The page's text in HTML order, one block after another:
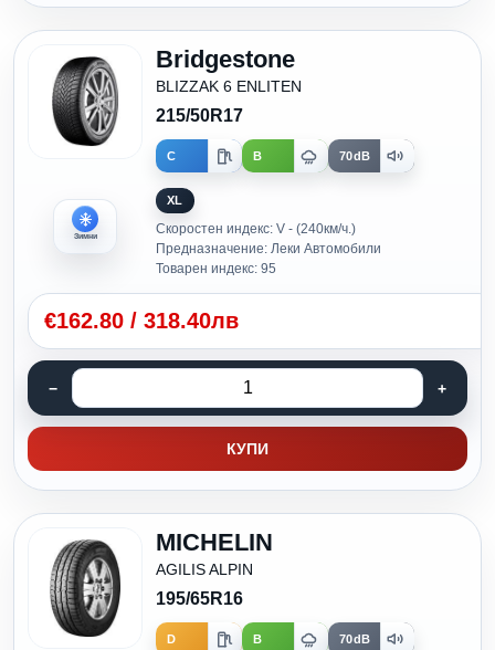
Зимни
Bridgestone
BLIZZAK 6 ENLITEN
215/50R17
C B 70dB
XL
Скоростен индекс: V - (240км/ч.)
Предназначение: Леки Автомобили
Товарен индекс: 95
€162.80 / 318.40лв
КУПИ
MICHELIN
AGILIS ALPIN
195/65R16
D B 70dB